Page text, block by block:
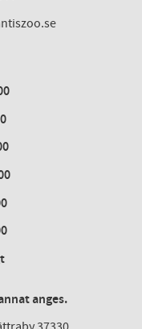
anges.